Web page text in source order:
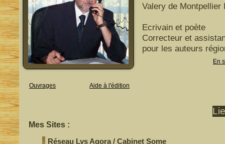
Valery de Montpellier
Ecrivain et poète
Correcteur et
pour les auteurs
En
Ouvrages Aide à l'édition
Mes Sites :
Réseau Lys Agora / Cabinet Some